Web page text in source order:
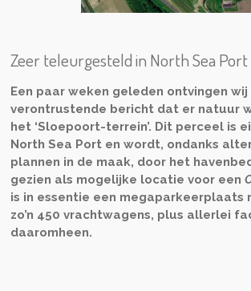
Zeer teleurgesteld in North Sea Port
Een paar weken geleden ontvingen
verontrustende bericht dat er natuur
het ‘Sloepoort-terrein’. Dit perceel is
North Sea Port en wordt, ondanks
plannen in de maak, door het
gezien als mogelijke locatie voor een
is in essentie een megaparkeerplaats
zo’n 450 vrachtwagens, plus allerlei
daaromheen.